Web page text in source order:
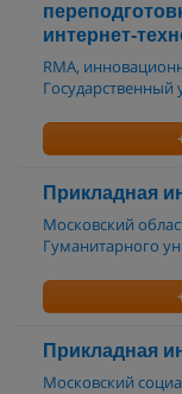
интернет-
RMA,
Государственный
Прикладная
Московский
Гуманитарного
Прикладная
Московский